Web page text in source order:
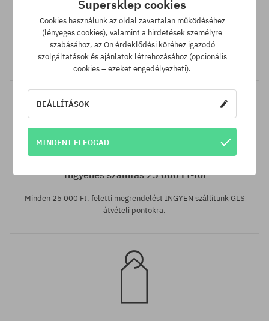
Elérhető méretek:
SuperClub hűségprogram
SuperClub hűségprogramunknak köszönhetően minden olyan
vásárlás után, amire nem jár kedvezmény, a számládon a
vásárlás összegétől függően akár a végösszeg 12%-át jóváírjuk!
Ingyenes szállítás 25 000 Ft-tól
Minden 25 000 Ft. feletti megrendelést INGYEN szállítunk GLS
átvételi pontokra.
Supersklep cookies
Cookies használunk az oldal zavartalan működéséhez
(lényeges cookies), valamint a hirdetések személyre
szabásához, az Ön érdeklődési köréhez igazodó
szolgáltatások és ajánlatok létrehozásához (opcionális
cookies – ezeket engedélyezheti).
BEÁLLÍTÁSOK
MINDENT ELFOGAD